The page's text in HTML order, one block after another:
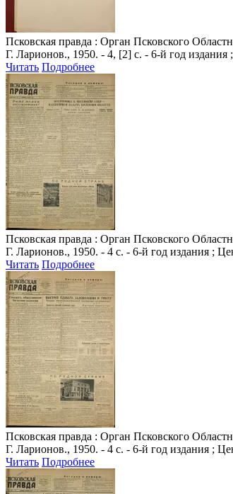
Псковская правда : Орган Псковского
Г. Ларионов., 1950. - 4, [2] с. - 6-й год издания
Читать Подробнее
Псковская правда : Орган Псковского
Г. Ларионов., 1950. - 4 с. - 6-й год издания ;
Читать Подробнее
Псковская правда : Орган Псковского
Г. Ларионов., 1950. - 4 с. - 6-й год издания ;
Читать Подробнее